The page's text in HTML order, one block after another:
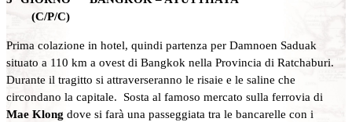
(C/P/C)
Prima colazione in hotel, quindi partenza per Damnoen Saduak
situato a 110 km a ovest di Bangkok nella Provincia di Ratchaburi.
Durante il tragitto si attraverseranno le risaie e le saline che
circondano la capitale. Sosta al famoso mercato sulla ferrovia di
Mae Klong dove si farà una passeggiata tra le bancarelle con i